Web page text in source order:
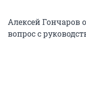
Алексей Гончаров
вопрос с